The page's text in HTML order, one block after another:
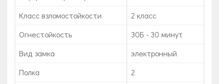
Класс взломостойкости
2 класс
Огнестойкость
30Б - 30 минут
Вид замка
электронный
Полка
2